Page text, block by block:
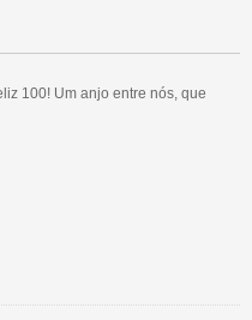
100! Um anjo entre nós, que